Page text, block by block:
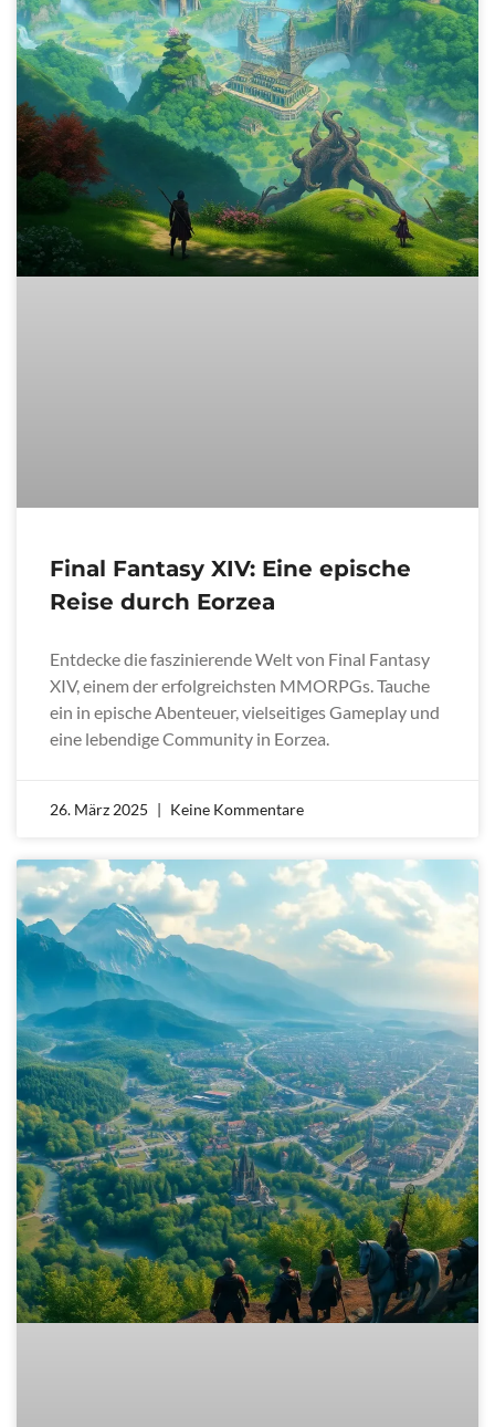
Final Fantasy XIV: Eine epische
Reise durch Eorzea
Entdecke die faszinierende Welt von Final Fantasy
XIV, einem der erfolgreichsten MMORPGs. Tauche
ein in epische Abenteuer, vielseitiges Gameplay und
eine lebendige Community in Eorzea.
26. März 2025 Keine Kommentare